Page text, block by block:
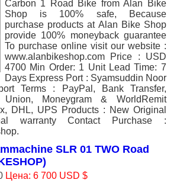
Carbon 1 Road Bike from Alan Bike
Shop is 100% safe, Because
purchase products at Alan Bike Shop
provide 100% moneyback guarantee
To purchase online visit our website :
www.alanbikeshop.com Price : USD
4700 Min Order: 1 Unit Lead Time: 7
Days Express Port : Syamsuddin Noor
Terms : PayPal, Bank Transfer,
Moneygram & WorldRemit
DHL, UPS Products : New Original
warranty Contact Purchase :
SLR 01 TWO Road
Цена: 6 700 USD $